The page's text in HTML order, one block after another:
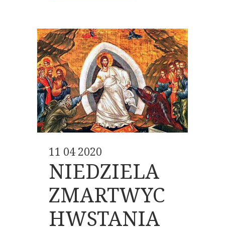
11 04 2020
NIEDZIELA
ZMARTWYC
HWSTANIA